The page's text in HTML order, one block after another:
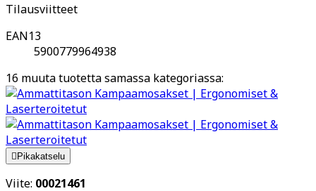
Tilausviitteet
EAN13
5900779964938
16 muuta tuotetta samassa kategoriassa:
Pikakatselu
Viite: 00021461